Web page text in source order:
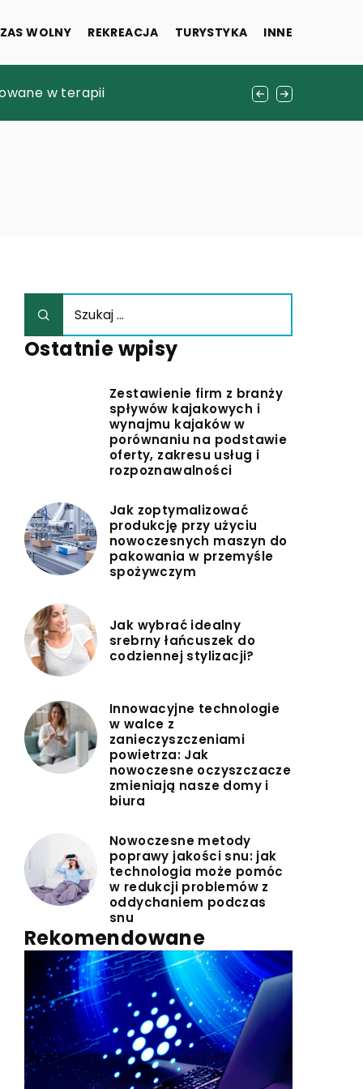
WOLNY REKREACJA TURYSTYKA INNE
w terapii
Ostatnie wpisy
Zestawienie firm z branży
spływów kajakowych i
wynajmu kajaków w
porównaniu na podstawie
oferty, zakresu usług i
rozpoznawalności
Jak zoptymalizować
produkcję przy użyciu
nowoczesnych maszyn do
pakowania w przemyśle
spożywczym
Jak wybrać idealny
srebrny łańcuszek do
codziennej stylizacji?
Innowacyjne technologie
w walce z
zanieczyszczeniami
powietrza: Jak
nowoczesne oczyszczacze
zmieniają nasze domy i
biura
Nowoczesne metody
poprawy jakości snu: jak
technologia może pomóc
w redukcji problemów z
oddychaniem podczas
snu
Rekomendowane